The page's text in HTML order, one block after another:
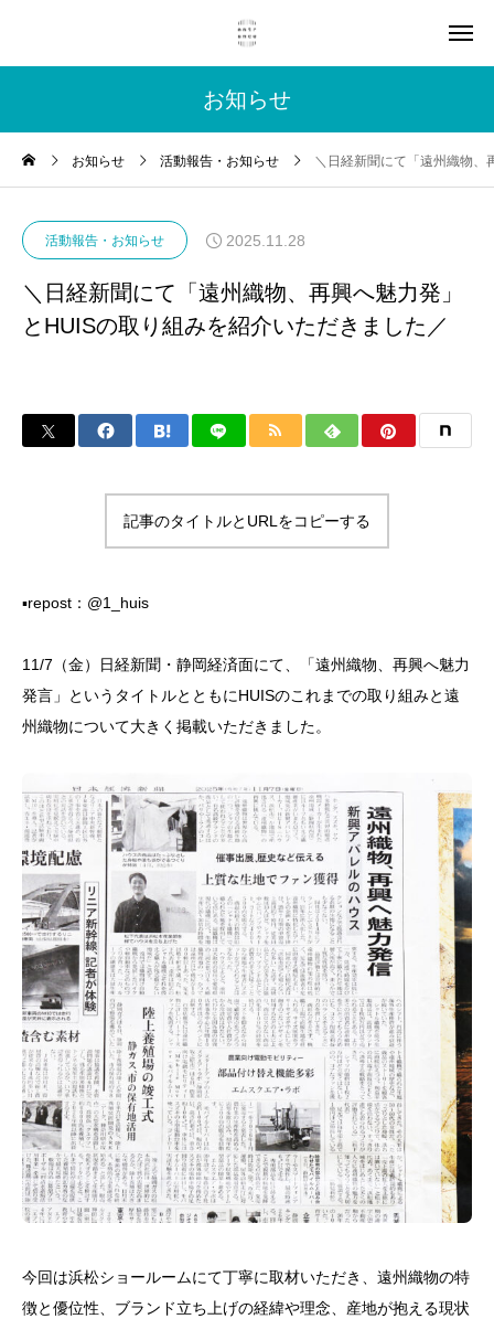
お知らせ
お知らせ 活動報告・お知らせ ＼日経新聞にて「遠州織物、
活動報告・お知らせ 2025.11.28
＼日経新聞にて「遠州織物、再興へ魅力発」
とHUISの取り組みを紹介いただきました／
記事のタイトルとURLをコピーする
▪︎repost：@1_huis
11/7（金）日経新聞・静岡経済面にて、「遠州織物、再興へ魅力
発言」というタイトルとともにHUISのこれまでの取り組みと遠
州織物について大きく掲載いただきました。
今回は浜松ショールームにて丁寧に取材いただき、遠州織物の特
徴と優位性、ブランド立ち上げの経緯や理念、産地が抱える現状